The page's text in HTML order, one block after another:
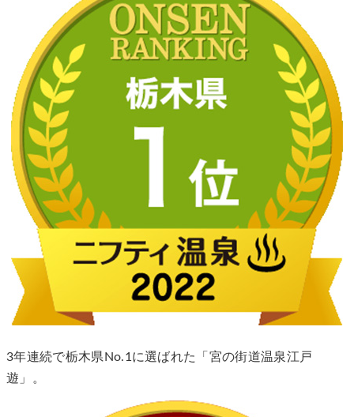
3年連続で栃木県No.1に選ばれた「宮の街道温泉江戸
遊」。